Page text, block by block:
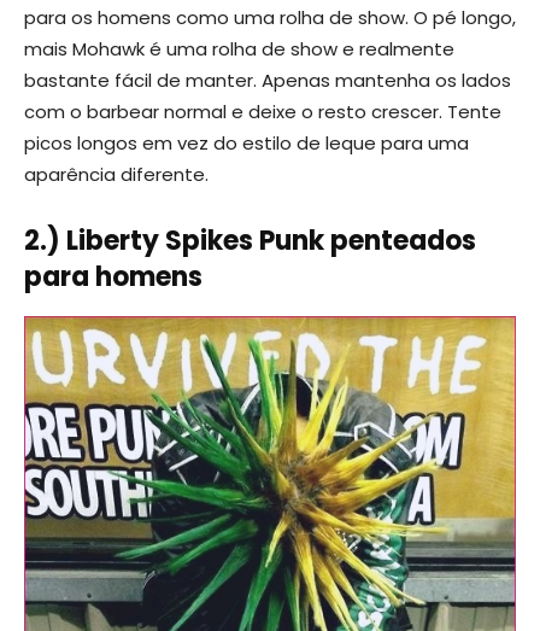
para os homens como uma rolha de show. O pé longo,
mais Mohawk é uma rolha de show e realmente
bastante fácil de manter. Apenas mantenha os lados
com o barbear normal e deixe o resto crescer. Tente
picos longos em vez do estilo de leque para uma
aparência diferente.
2.) Liberty Spikes Punk penteados
para homens